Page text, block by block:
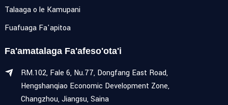
Talaaga o le Kamupani
Fuafuaga Fa'apitoa
Fa'amatalaga Fa'afeso'ota'i
RM.102, Fale 6, Nu.77, Dongfang East Road,
Hengshanqiao Economic Development Zone,
Changzhou, Jiangsu, Saina